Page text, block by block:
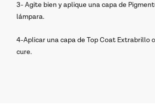
3- Agite bien y aplique una capa de
lámpara.
4-Aplicar una capa de Top Coat Extrabrillo
cure.